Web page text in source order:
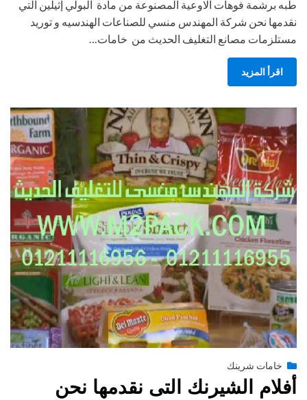
طبه برشمة فوهات الاوعية المصنوعة من مادة البولي إثيلين التي
نقدمها نحن شركة المهندس منسي للصناعات الهندسيه و توريد
مستلزمات مصانع التغليف الحديث من خامات…
اقرأ المزيد
by engmansyPosted
on
يوليو 13, 2015
خامات شرينك
أفلام الشيرنك التى نقدمها نحن